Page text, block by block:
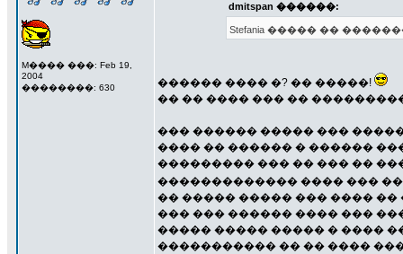
M���� ���: Feb 19,
2004
��������: 630
dmitspan ������:
Stefania ����� ��
������ ���� �? �� �����!
�� �� ���� ��� ��
��� ������ ����� ���
���� �� ������ � ������
��������� ��� �� ��� ��
������������� ���� ���
�� ����� ����� ��� ����
��� ��� ������ ���� ���
����� ����� ����� � ����
����������� �� �� ����